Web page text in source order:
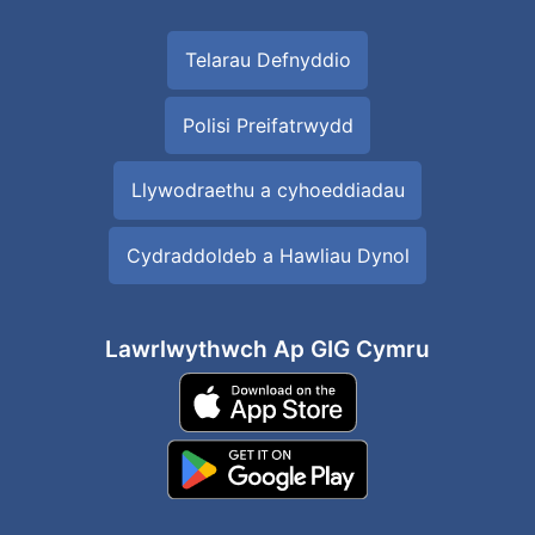
Telarau Defnyddio
Polisi Preifatrwydd
Llywodraethu a cyhoeddiadau
Cydraddoldeb a Hawliau Dynol
Lawrlwythwch Ap GIG Cymru